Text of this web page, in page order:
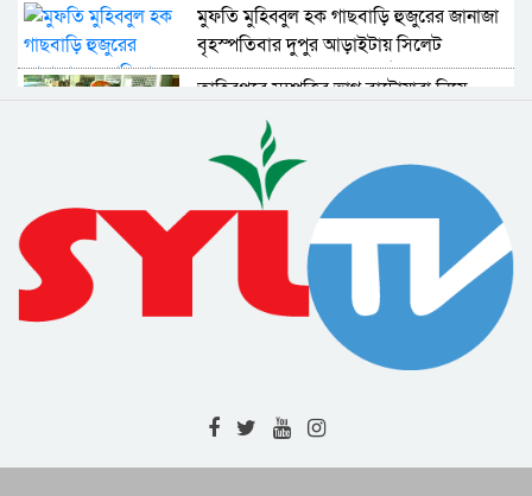
মুফতি মুহিব্বুল হক গাছবাড়ি হুজুরের জানাজা
বৃহস্পতিবার দুপুর আড়াইটায় সিলেট
মহানগরীর শাহী ঈদগায় অনুষ্ঠিত হবে
তাহিরপুরে সম্পত্তির ভাগ বাটোয়ারা নিয়ে
ভাইদের হাতে ভাই খুন
সাম্যবাদী দলের কেন্দ্রীয় পলিটব্যুরো সদস্য
কমরেড ধীরেন সিংহ মারা গেছেন
সারাদেশে মাধ্যমিক স্কুল সার্টিফিকেট-
এসএসসি পরীক্ষার ফল প্রকাশ : সিলেট শিক্ষা
বোর্ডে পাসের হার ৭৮ দশমিক ৮২ শতাংশ
চা শ্রমিকদের অধিকার আদায়ে রবিবার সকাল
১১টায় সিলেট কেন্দ্রীয় শহিদমিনার প্রাঙ্গণে চা
শ্রমিকের ১০ দফা বাস্তবায়ন সংগ্রাম কমিটি
বাংলাদেশে নিযুক্ত বিদেশী রাষ্ট্রদূতদেরকে কিছু
বলতে বাধ্য করেন : পররাষ্ট্র মন্ত্রী